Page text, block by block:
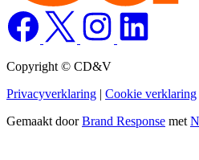
Copyright © CD&V
Privacyverklaring | Cookie verklaring
Gemaakt doorBrand Response met